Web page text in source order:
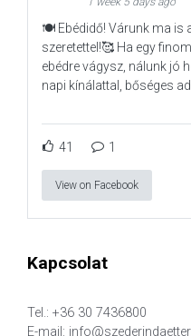
🍽️ Ebédidő! Várunk ma is
szeretettel!🥰 Ha egy
ebédre vágysz, nálunk jó
napi kínálattal, bőséges
41 1
View on Facebook
Kapcsolat
Tel.: +36 30 7436800
E-mail: